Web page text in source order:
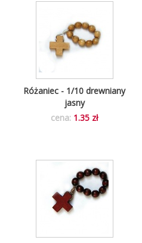
Różaniec - 1/10 drewniany
jasny
cena: 1.35 zł